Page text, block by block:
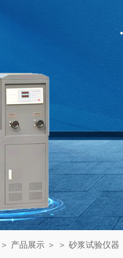
＞ 产品展示 ＞ ＞ 砂浆试验仪器